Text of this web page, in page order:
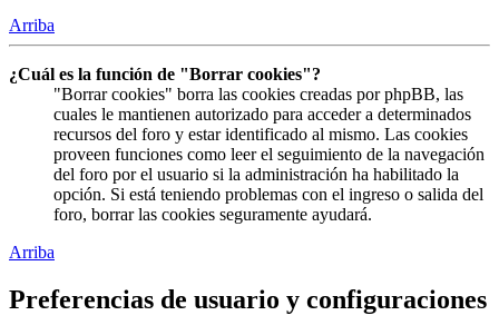
Arriba
¿Cuál es la función de "Borrar cookies"?
"Borrar cookies" borra las cookies creadas por phpBB, las
cuales le mantienen autorizado para acceder a determinados
recursos del foro y estar identificado al mismo. Las cookies
proveen funciones como leer el seguimiento de la navegación
del foro por el usuario si la administración ha habilitado la
opción. Si está teniendo problemas con el ingreso o salida del
foro, borrar las cookies seguramente ayudará.
Arriba
Preferencias de usuario y configuraciones